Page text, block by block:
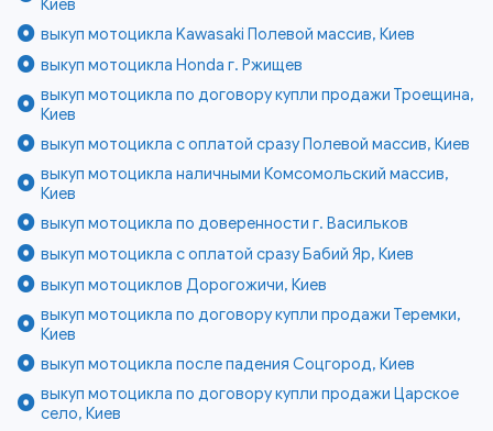
Киев
выкуп мотоцикла Kawasaki Полевой массив, Киев
выкуп мотоцикла Honda г. Ржищев
выкуп мотоцикла по договору купли продажи Троещина,
Киев
выкуп мотоцикла с оплатой сразу Полевой массив, Киев
выкуп мотоцикла наличными Комсомольский массив,
Киев
выкуп мотоцикла по доверенности г. Васильков
выкуп мотоцикла с оплатой сразу Бабий Яр, Киев
выкуп мотоциклов Дорогожичи, Киев
выкуп мотоцикла по договору купли продажи Теремки,
Киев
выкуп мотоцикла после падения Соцгород, Киев
выкуп мотоцикла по договору купли продажи Царское
село, Киев